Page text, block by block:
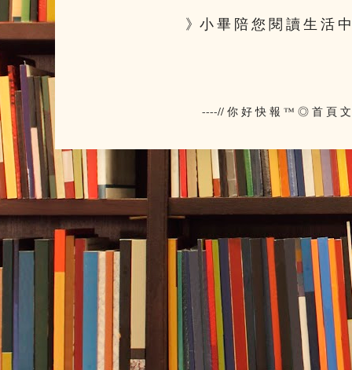
》小 畢 陪 您 閱 讀 生 活
----// 你 好 快 報 ™ ◎ 首 頁 文